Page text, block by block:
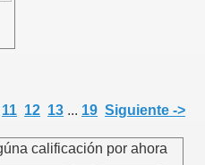
11 12 13 ... 19 Siguiente ->
calificación por ahora